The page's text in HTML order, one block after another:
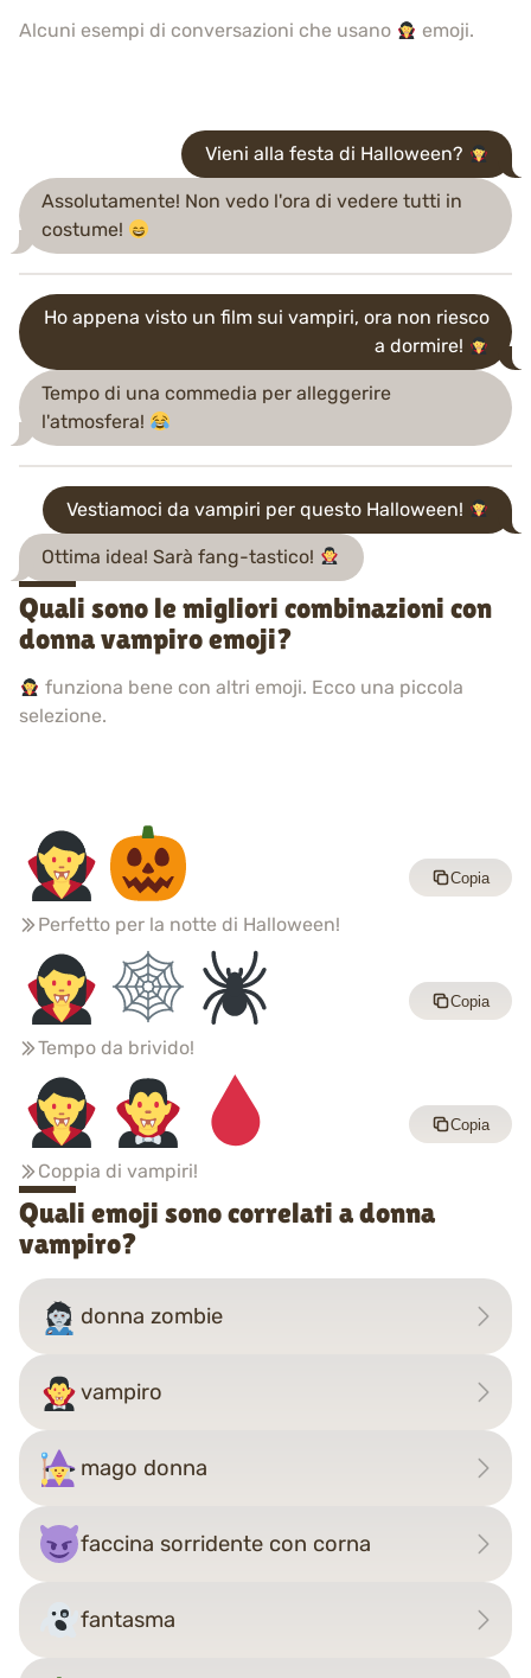
Alcuni esempi di conversazioni che usano emoji.
Vieni alla festa di Halloween?
Assolutamente! Non vedo l'ora di vedere tutti in
costume!
Ho appena visto un film sui vampiri, ora non riesco
a dormire!
Tempo di una commedia per alleggerire
l'atmosfera!
Vestiamoci da vampiri per questo Halloween!
Ottima idea! Sarà fang-tastico!
Quali sono le migliori combinazioni con
donna vampiro emoji?
funziona bene con altri emoji. Ecco una piccola
selezione.
Perfetto per la notte di Halloween!
Copia
Tempo da brivido!
Copia
Coppia di vampiri!
Copia
Quali emoji sono correlati a donna
vampiro?
donna zombie
vampiro
mago donna
faccina sorridente con corna
fantasma